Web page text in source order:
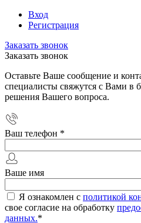
Вход
Регистрация
Заказать звонок
Заказать звонок
Оставьте Ваше сообщение и
специалисты свяжутся с Вами в
решения Вашего вопроса.
Ваш телефон *
Ваше имя
Я ознакомлен с политикой
свое согласие на обработку
данных.*